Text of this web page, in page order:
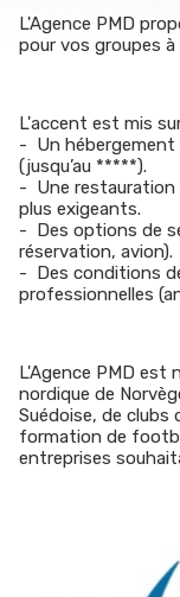
L'Agence PMD
pour vos groupes
L'accent est mis
- Un hébergement
(jusqu’au *****).
- Une restauration
plus exigeants.
- Des options de
réservation, avion).
- Des conditions
professionnelles
L'Agence PMD est
nordique de
Suédoise, de clubs
formation de
entreprises